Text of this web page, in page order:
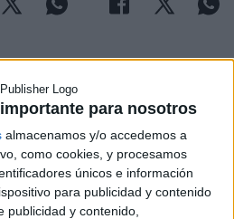
para nosotros
almacenamos y/o accedemos a
como cookies, y procesamos
únicos e información
para publicidad y contenido
publicidad y contenido,